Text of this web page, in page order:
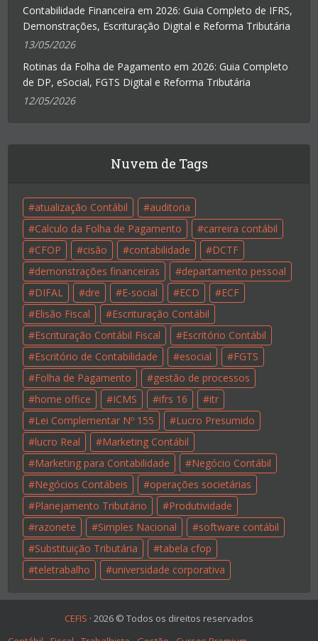
Contabilidade Financeira em 2026: Guia Completo de IFRS,
Demonstrações, Escrituração Digital e Reforma Tributária
13/05/2026
Rotinas da Folha de Pagamento em 2026: Guia Completo
de DP, eSocial, FGTS Digital e Reforma Tributária
12/05/2026
Nuvem de Tags
atualização Contábil
auditoria
Calculo da Folha de Pagamento
carreira contábil
CFOP
cisão contabilidade
DCTF
demonstrações financeiras
departamento pessoal
DIFAL
dre E-social ECD
ECF
Elisão Fiscal
Escrituração Contábil
Escrituração Contábil Fiscal
Escritório Contábil
Escritório de Contabilidade
esocial
FGTS
Folha de Pagamento
gestão de processos
home office
ICMS ifrs 16
itr
Lei Complementar Nº 155
Lucro Presumido
lucro Real
Marketing Contábil
Marketing para Contabilidade
Negócio Contábil
Negócios Contábeis
operações societárias
Planejamento Tributário
Produtividade
razonete
Simples Nacional
software contábil
Substituição Tributária
tabela cfop
teletrabalho
universidade corporativa
CEFIS · 2026 © Todos os direitos reservados